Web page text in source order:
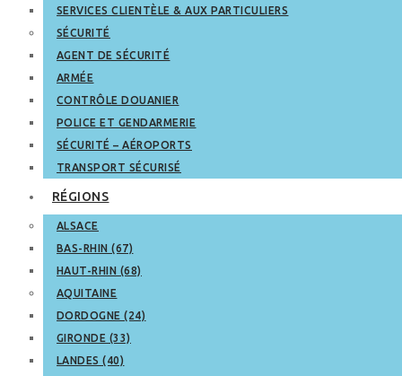
SERVICES CLIENTÈLE & AUX PARTICULIERS
SÉCURITÉ
AGENT DE SÉCURITÉ
ARMÉE
CONTRÔLE DOUANIER
POLICE ET GENDARMERIE
SÉCURITÉ – AÉROPORTS
TRANSPORT SÉCURISÉ
RÉGIONS
ALSACE
BAS-RHIN (67)
HAUT-RHIN (68)
AQUITAINE
DORDOGNE (24)
GIRONDE (33)
LANDES (40)